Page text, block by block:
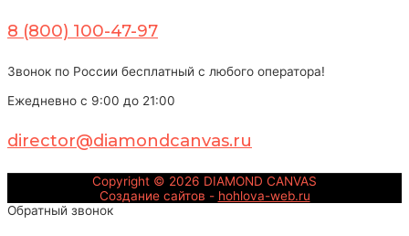
8 (800) 100-47-97
Звонок по России бесплатный с любого оператора!
Ежедневно с 9:00 до 21:00
director@diamondcanvas.ru
Copyright © 2026 DIAMOND CANVAS
Создание сайтов - hohlova-web.ru
Обратный звонок